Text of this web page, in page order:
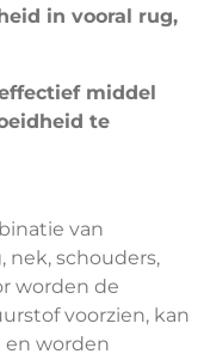
in vooral rug,
middel
te
van
schouders,
worden de
voorzien, kan
en worden